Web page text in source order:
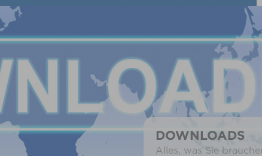
DOWNLOADS
Alles, was Sie